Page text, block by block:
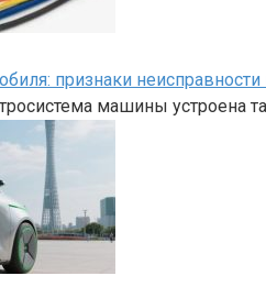
признаки неисправности
машины устроена